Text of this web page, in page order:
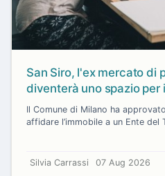
San Siro, l'ex mercato di
diventerà uno spazio per
Il Comune di Milano ha
affidare l’immobile a un Ente
Silvia Carrassi 07 Aug 2026